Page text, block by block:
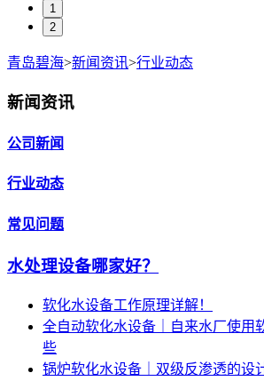
1
2
青岛碧海>新闻资讯>行业动态
新闻资讯
公司新闻
行业动态
常见问题
水处理设备哪家好？
软化水设备工作原理详解！
全自动软化水设备｜自来水厂使用
些
锅炉软化水设备｜双级反渗透的设